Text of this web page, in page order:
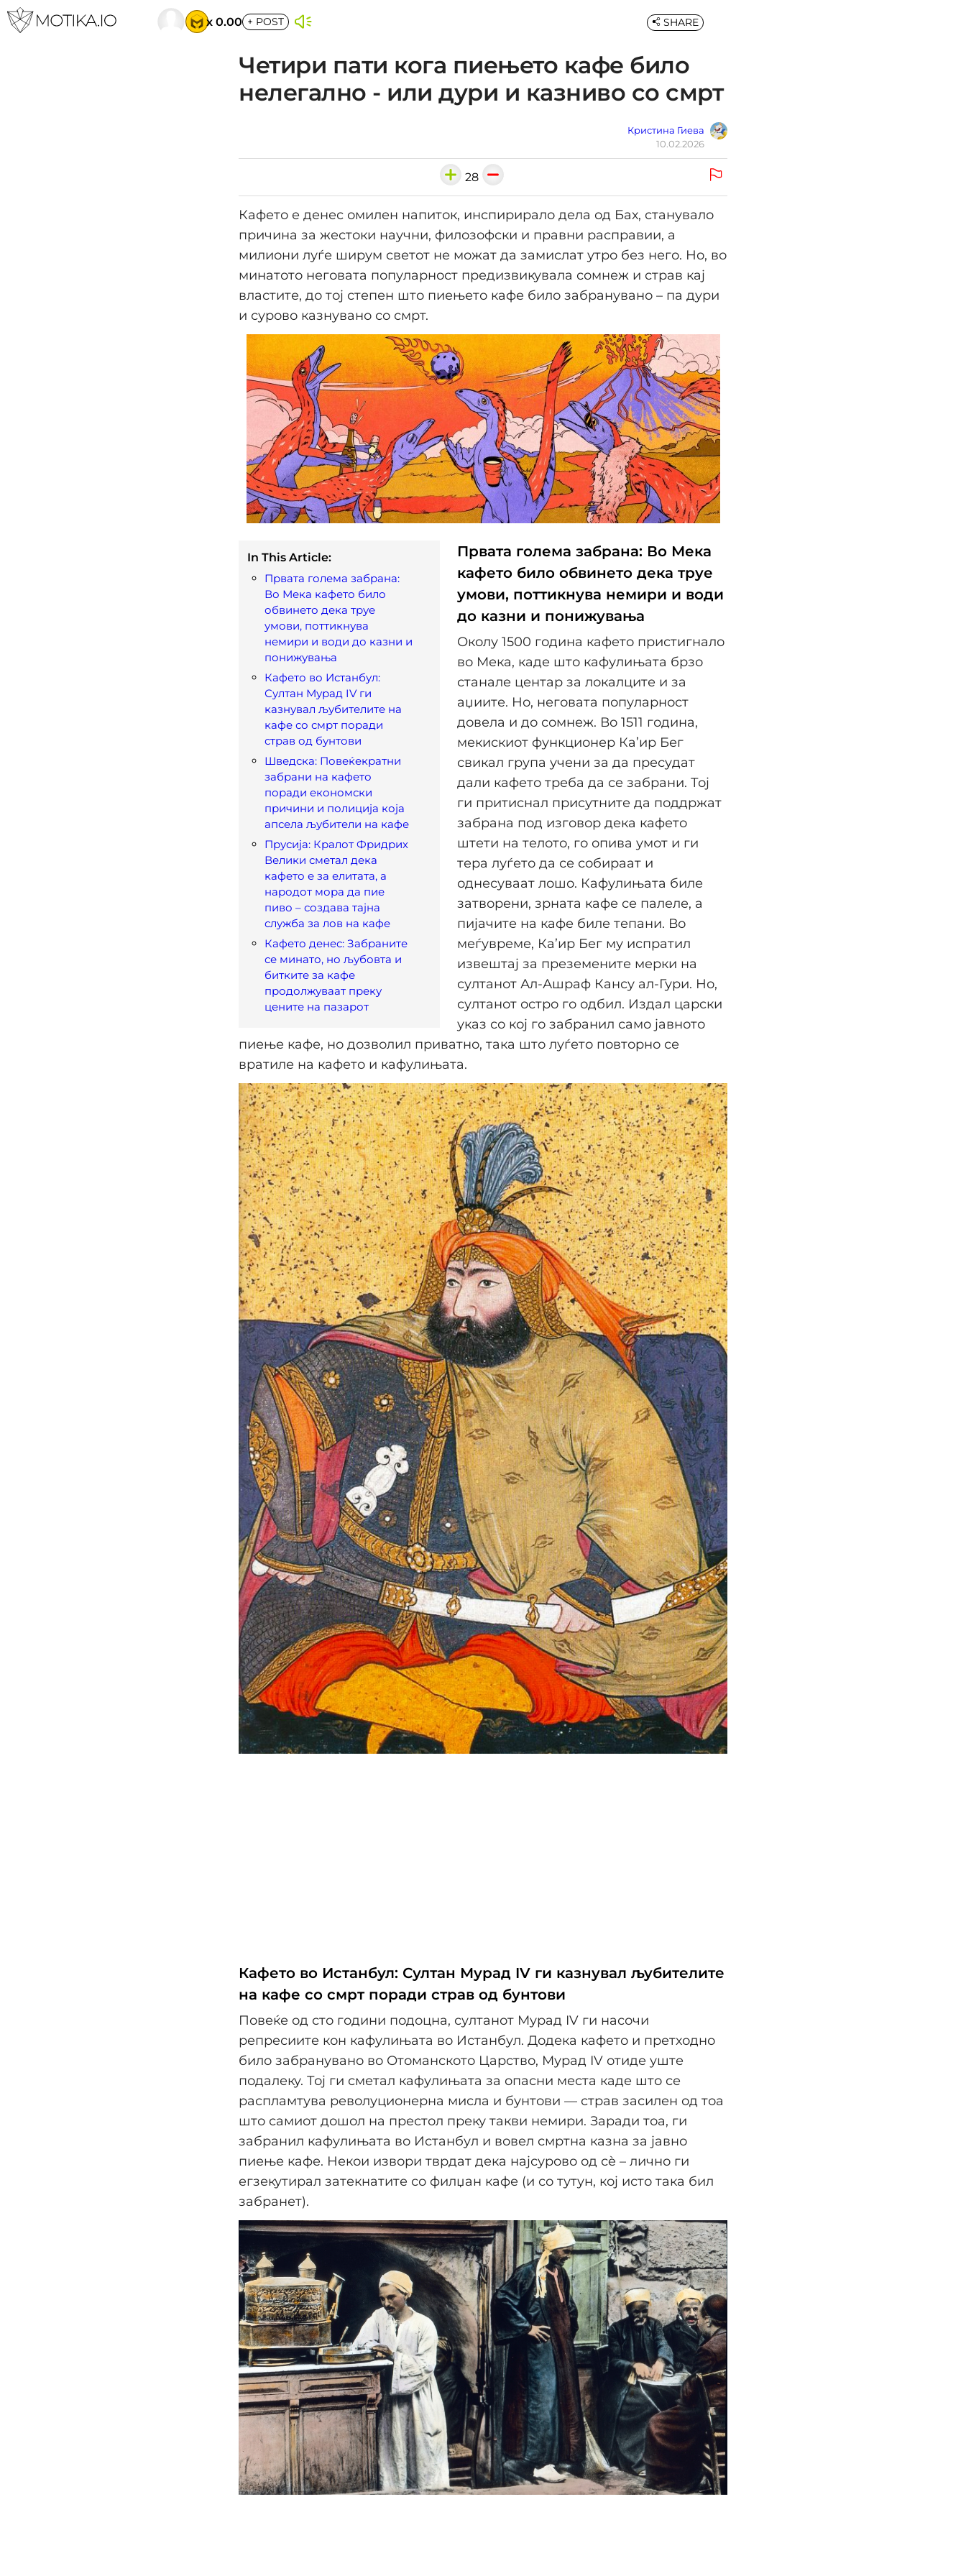
x 0.00 + POST
Четири пати кога пиењето кафе било
нелегално - или дури и казниво со смрт
Кристина Гиева
10.02.2026
SHARE
28
Кафето е денес омилен напиток, инспирирало дела од Бах, станувало
причина за жестоки научни, филозофски и правни расправии, а
милиони луѓе ширум светот не можат да замислат утро без него. Но, во
минатото неговата популарност предизвикувала сомнеж и страв кај
властите, до тој степен што пиењето кафе било забранувано – па дури
и сурово казнувано со смрт.
In This Article:
Првата голема забрана:
Во Мека кафето било
обвинето дека труе
умови, поттикнува
немири и води до казни и
понижувања
Кафето во Истанбул:
Султан Мурад IV ги
казнувал љубителите на
кафе со смрт поради
страв од бунтови
Шведска: Повеќекратни
забрани на кафето
поради економски
причини и полиција која
апсела љубители на кафе
Прусија: Кралот Фридрих
Велики сметал дека
кафето е за елитата, а
народот мора да пие
пиво – создава тајна
служба за лов на кафе
Кафето денес: Забраните
се минато, но љубовта и
битките за кафе
продолжуваат преку
цените на пазарот
Првата голема забрана: Во Мека
кафето било обвинето дека труе
умови, поттикнува немири и води
до казни и понижувања
Околу 1500 година кафето пристигнало
во Мека, каде што кафулињата брзо
станале центар за локалците и за
аџиите. Но, неговата популарност
довела и до сомнеж. Во 1511 година,
мекискиот функционер Ка’ир Бег
свикал група учени за да пресудат
дали кафето треба да се забрани. Тој
ги притиснал присутните да поддржат
забрана под изговор дека кафето
штети на телото, го опива умот и ги
тера луѓето да се собираат и
однесуваат лошо. Кафулињата биле
затворени, зрната кафе се палеле, а
пијачите на кафе биле тепани. Во
меѓувреме, Ка’ир Бег му испратил
извештај за преземените мерки на
султанот Ал-Ашраф Кансу ал-Гури. Но,
султанот остро го одбил. Издал царски
указ со кој го забранил само јавното
пиење кафе, но дозволил приватно, така што луѓето повторно се
вратиле на кафето и кафулињата.
Кафето во Истанбул: Султан Мурад IV ги казнувал љубителите
на кафе со смрт поради страв од бунтови
Повеќе од сто години подоцна, султанот Мурад IV ги насочи
репресиите кон кафулињата во Истанбул. Додека кафето и претходно
било забранувано во Отоманското Царство, Мурад IV отиде уште
подалеку. Тој ги сметал кафулињата за опасни места каде што се
распламтува револуционерна мисла и бунтови — страв засилен од тоа
што самиот дошол на престол преку такви немири. Заради тоа, ги
забранил кафулињата во Истанбул и вовел смртна казна за јавно
пиење кафе. Некои извори тврдат дека најсурово од сè – лично ги
егзекутирал затекнатите со филџан кафе (и со тутун, кој исто така бил
забранет).